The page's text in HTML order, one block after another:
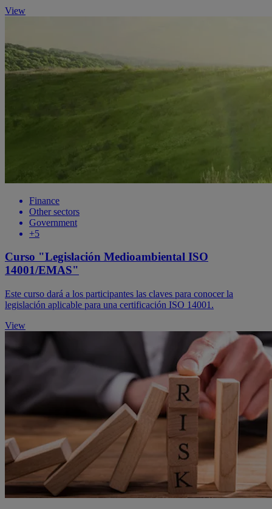
View
Finance
Other sectors
Government
+5
Curso "Legislación Medioambiental ISO
14001/EMAS"
Este curso dará a los participantes las claves para conocer la
legislación aplicable para una certificación ISO 14001.
View